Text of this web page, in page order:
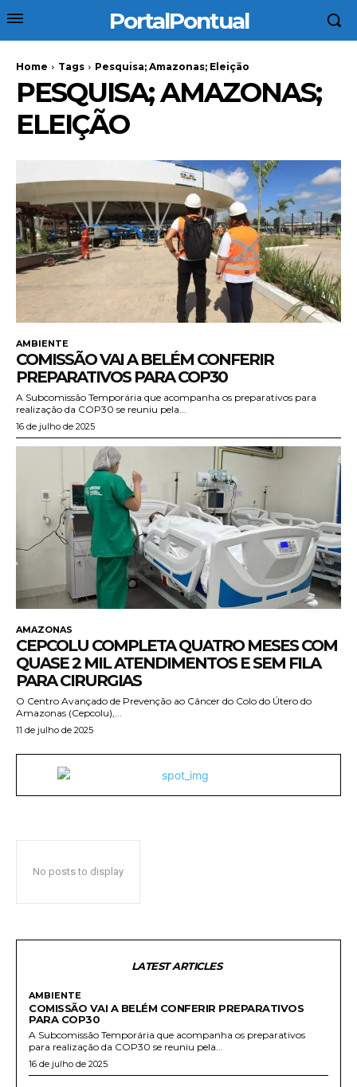
PortalPontual
Home Tags Pesquisa; Amazonas; Eleição
PESQUISA; AMAZONAS;
ELEIÇÃO
AMBIENTE
COMISSÃO VAI A BELÉM CONFERIR
PREPARATIVOS PARA COP30
A Subcomissão Temporária que acompanha os preparativos para
realização da COP30 se reuniu pela...
16 de julho de 2025
AMAZONAS
CEPCOLU COMPLETA QUATRO MESES COM
QUASE 2 MIL ATENDIMENTOS E SEM FILA
PARA CIRURGIAS
O Centro Avançado de Prevenção ao Câncer do Colo do Útero do
Amazonas (Cepcolu),...
11 de julho de 2025
No posts to display
LATEST ARTICLES
AMBIENTE
COMISSÃO VAI A BELÉM CONFERIR PREPARATIVOS
PARA COP30
A Subcomissão Temporária que acompanha os preparativos
para realização da COP30 se reuniu pela...
16 de julho de 2025